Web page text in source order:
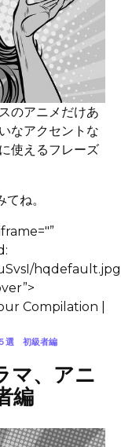
選 初級者編
マ、アニ
編
のアニメだけあ
なアクセントな
使えるフレーズ
ね。
Compilation |